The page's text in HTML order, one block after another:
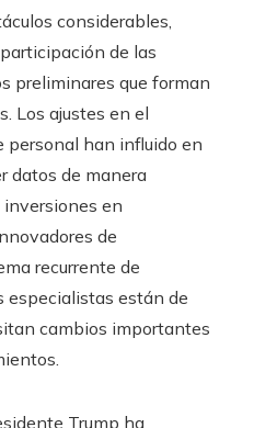
considerables,
de las
preliminares que forman
Los ajustes en el
personal han influido en
datos de manera
en
de
recurrente de
especialistas están de
cambios importantes
Trump ha